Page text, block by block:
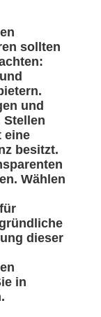
sollten
und
Stellen
eine
besitzt.
Wählen
dieser
in